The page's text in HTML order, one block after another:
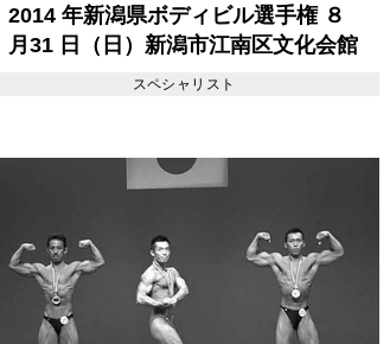
2014 年新潟県ボディビル選手権 ８
月31 日（日）新潟市江南区文化会館
スペシャリスト